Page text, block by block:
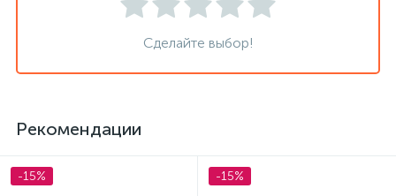
Сделайте выбор!
Рекомендации
-15% -15%